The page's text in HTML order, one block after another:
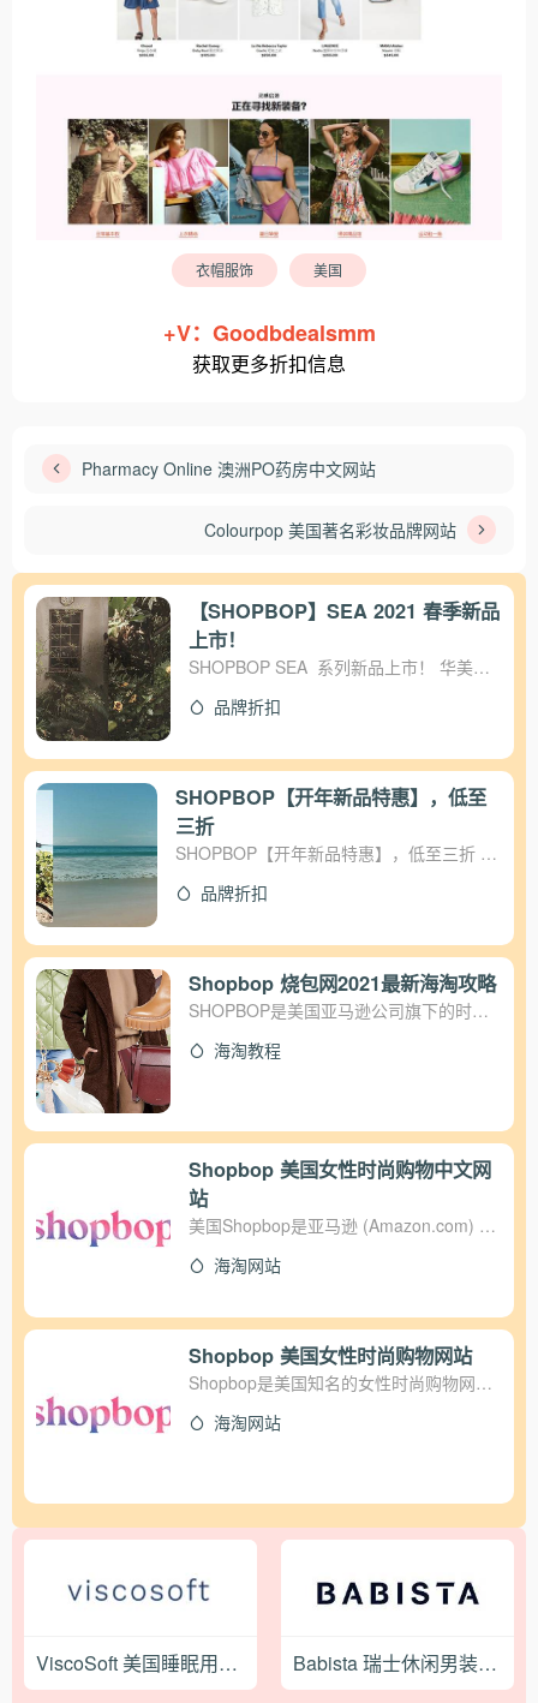
衣帽服饰 美国
+V：Goodbdealsmm
获取更多折扣信息
Pharmacy Online 澳洲PO药房中文网站
Colourpop 美国著名彩妆品牌网站
【SHOPBOP】SEA 2021 春季新品
上市！
SHOPBOP SEA 系列新品上市！ 华美图
幻新品系列 SEA 2021 春季 直达戳链接：
品牌折扣
SHOPBOP【开年新品特惠】，低至
三折
SHOPBOP【开年新品特惠】，低至三折 北
码，售完即止 活动入口：
品牌折扣
Shopbop 烧包网2021最新海淘攻略
SHOPBOP是美国亚马逊公司旗下的时尚
服饰、鞋履、包袋、配饰等。基本上都是
站活动不多，但折扣商品都是当季的，所
以很受国内海淘一族的青睐。 官网网址：
https://cn.shopbop.com/ 下面就给大家介
绍一下烧包官网移动端的下单流程： 1、
首先登陆shopbop官网注册。点击展开左
上角菜单，点击Sign in登录注册： 2、已
amazon账户的也可以选择使用amazon账
户： 按照网站的要求填写名称，邮箱密码
完成注册。注意：注册的时候填的信息都
要用英文的，姓名也只能写拼音（中文目
前网站还识别不了）。 3、注册完成之
有个折扣促销的专栏，这里面都是
折扣，很划算。折扣促销也把商品进行了
或者结算，直接选择结算进入购物车：
4、商品在购物车还可以进行编辑，如果有
海淘教程
Shopbop 美国女性时尚购物中文网
站
美国Shopbop是亚马逊 (Amazon.com) 旗
计师品牌以及新锐设计师系列的潮流单
Wang Tory Burch Juicy Couture Rebecca
Minkoff。Shopbop网站满$100免国际运
费，推荐选用邮政渠道，抽税概率小。
海淘网站
Shopbop 美国女性时尚购物网站
Shopbop是美国知名的女性时尚购物网
丝巾、珠宝等各种配饰，提供一个时髦女
品牌 Madewell、7 For All Mankind、
Juicy Couture 等，也有高端设计师品牌，
Wang、Proenza Schouler、Diane von
Furstenburg。和很多大型百货店将设计师
Shopbop的专业买手仅仅挑选全系列中他
们最认可的几件，之后再由Shopbop的造
海淘网站
ViscoSoft 美国睡眠用品海淘购物网站 Babista 瑞士休闲男装品牌购物网站